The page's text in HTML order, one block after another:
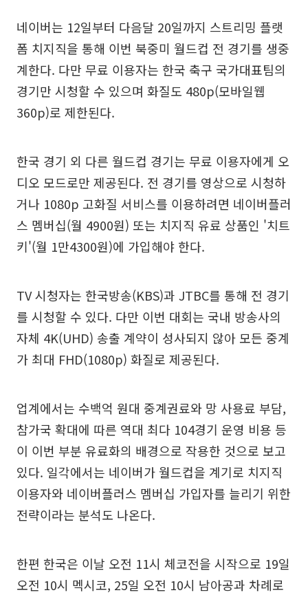
네이버는 12일부터 다음달 20일까지 스트리밍 플랫
폼 치지직을 통해 이번 북중미 월드컵 전 경기를 생중
계한다. 다만 무료 이용자는 한국 축구 국가대표팀의
경기만 시청할 수 있으며 화질도 480p(모바일웹
360p)로 제한된다.
한국 경기 외 다른 월드컵 경기는 무료 이용자에게 오
디오 모드로만 제공된다. 전 경기를 영상으로 시청하
거나 1080p 고화질 서비스를 이용하려면 네이버플러
스 멤버십(월 4900원) 또는 치지직 유료 상품인 '치트
키'(월 1만4300원)에 가입해야 한다.
TV 시청자는 한국방송(KBS)과 JTBC를 통해 전 경기
를 시청할 수 있다. 다만 이번 대회는 국내 방송사의
자체 4K(UHD) 송출 계약이 성사되지 않아 모든 중계
가 최대 FHD(1080p) 화질로 제공된다.
업계에서는 수백억 원대 중계권료와 망 사용료 부담,
참가국 확대에 따른 역대 최다 104경기 운영 비용 등
이 이번 부분 유료화의 배경으로 작용한 것으로 보고
있다. 일각에서는 네이버가 월드컵을 계기로 치지직
이용자와 네이버플러스 멤버십 가입자를 늘리기 위한
전략이라는 분석도 나온다.
한편 한국은 이날 오전 11시 체코전을 시작으로 19일
오전 10시 멕시코, 25일 오전 10시 남아공과 차례로